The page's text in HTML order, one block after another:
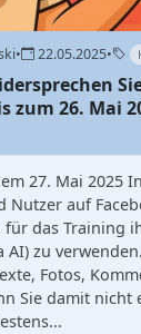
• 22.05.2025•
zum 26. Mai
27. Mai 2025
Nutzer auf
das Training
AI) zu
Fotos,
Sie damit nicht